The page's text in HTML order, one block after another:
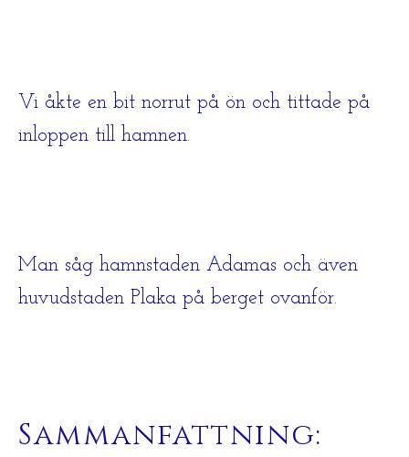
Vi åkte en bit norrut på ön och tittade på
inloppen till hamnen.
Man såg hamnstaden Adamas och även
huvudstaden Plaka på berget ovanför.
Sammanfattning: